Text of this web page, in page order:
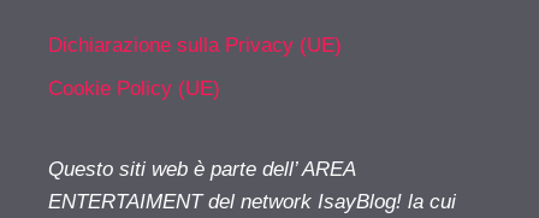
Dichiarazione sulla Privacy (UE)
Cookie Policy (UE)
Questo siti web è parte dell’ AREA
ENTERTAIMENT del network IsayBlog! la cui